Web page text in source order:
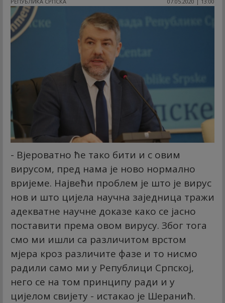
- Вјероватно ће тако бити и с овим
вирусом, пред нама је ново нормално
вријеме. Највећи проблем је што је вирус
нов и што цијела научна заједница тражи
адекватне научне доказе како се јасно
поставити према овом вирусу. Због тога
смо ми ишли са различитом врстом
мјера кроз различите фазе и то нисмо
радили само ми у Републици Српској,
него се на том принципу ради и у
цијелом свијету - истакао је Шеранић.